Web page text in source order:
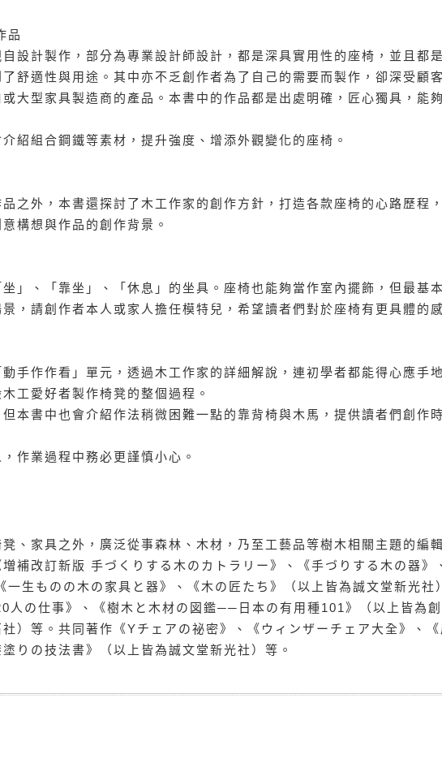
品
設計製作，部分為專業設計師設計，都是深具實用性的座椅，並且都
舒適性與用途。其中亦不乏創作者為了自己的需要而製作，卻深受顧
大型家具製造商的產品。本書中的作品都是出處明確，匠心獨具，能
紹組合鋼鐵等素材，提升強度、增添外觀變化的座椅。
之外，本書還探討了木工作家的創作方針，打造各款座椅的心路歷程
構想與作品的創作背景。
」、「靠坐」、「休息」的坐具。座椅也能夠當作室內擺飾，但最基
，請創作者本人或家人擔任模特兒，希望讀者們對於座椅有更具體的
手作作看」單元，透過木工作家的詳細解說，連初學者都能得心應手
工愛好者製作椅凳的整個過程。
本書中也會介紹作法稍微困難一點的靠背椅與木馬，提供讀者們創作
作業過程中務必更謹慎小心。
、家具之外，廣泛從事森林、木材，乃至工藝品等樹木相關主題的編
補改訂新版 手づくりする木のカトラリー》、《手づりする木の器》
一生ものの木の家具と器》、《木の匠たち》（以上皆為誠文堂新光社
人の仕事》、《樹木と木材の図鑑──日本の有用種101》（以上皆為
）等。共同著作《Yチェアの祕密》、《ウィンザーチェア大全》、
りの技法書》（以上皆為誠文堂新光社）等。